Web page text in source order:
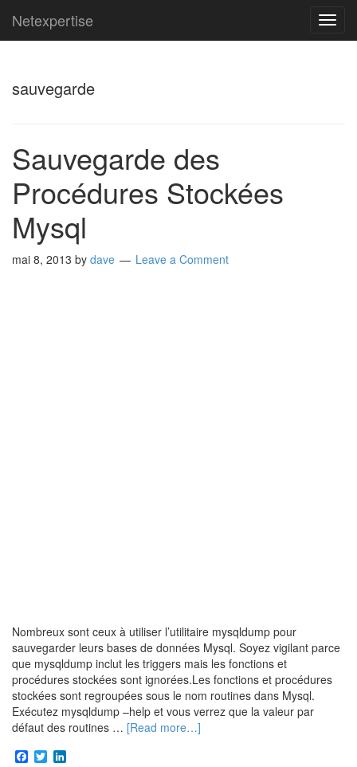
Netexpertise
sauvegarde
Sauvegarde des
Procédures Stockées
Mysql
mai 8, 2013 by dave Leave a Comment
Nombreux sont ceux à utiliser l’utilitaire mysqldump pour
sauvegarder leurs bases de données Mysql. Soyez vigilant parce
que mysqldump inclut les triggers mais les fonctions et
procédures stockées sont ignorées.Les fonctions et procédures
stockées sont regroupées sous le nom routines dans Mysql.
Exécutez mysqldump –help et vous verrez que la valeur par
défaut des routines … [Read more…]
Facebook
Twitter